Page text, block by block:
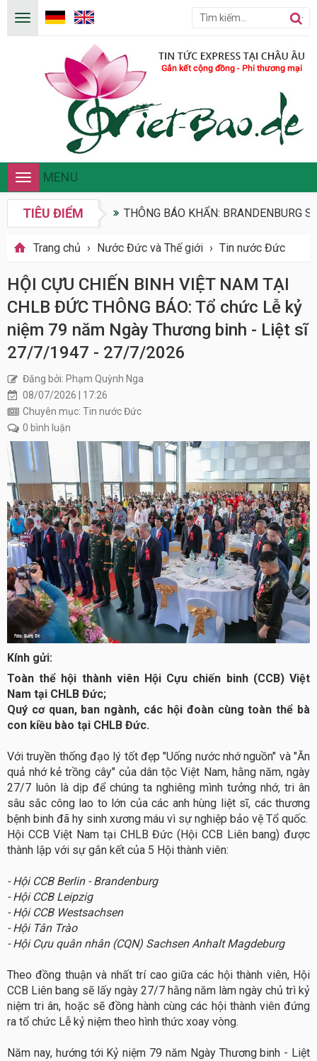
Toggle
navigation
MENU
TIÊU ĐIỂM THÔNG BÁO KHẨN: BRANDENBURG
Trang chủ › Nước Đức và Thế giới › Tin nước Đức
HỘI CỰU CHIẾN BINH VIỆT NAM TẠI
CHLB ĐỨC THÔNG BÁO: Tổ chức Lễ kỷ
niệm 79 năm Ngày Thương binh - Liệt sĩ
27/7/1947 - 27/7/2026
Đăng bởi: Phạm Quỳnh Nga
08/07/2026 | 17:26
Chuyên mục: Tin nước Đức
0 bình luận
Kính gửi:
Toàn thể hội thành viên Hội Cựu chiến binh (CCB) Việt
Nam tại CHLB Đức;
Quý cơ quan, ban ngành, các hội đoàn cùng toàn thể bà
con kiều bào tại CHLB Đức.
Với truyền thống đạo lý tốt đẹp "Uống nước nhớ nguồn" và "Ăn
quả nhớ kẻ trồng cây" của dân tộc Việt Nam, hằng năm, ngày
27/7 luôn là dịp để chúng ta nghiêng mình tưởng nhớ, tri ân
sâu sắc công lao to lớn của các anh hùng liệt sĩ, các thương
bệnh binh đã hy sinh xương máu vì sự nghiệp bảo vệ Tổ quốc.
Hội CCB Việt Nam tại CHLB Đức (Hội CCB Liên bang) được
thành lập với sự gắn kết của 5 Hội thành viên:
-Hội CCB Berlin - Brandenburg
- Hội CCB Leipzig
- Hội CCB Westsachsen
- Hội Tân Trào
- Hội Cựu quân nhân (CQN) Sachsen Anhalt Magdeburg
Theo đồng thuận và nhất trí cao giữa các hội thành viên, Hội
CCB Liên bang sẽ lấy ngày 27/7 hằng năm làm ngày chủ trì kỷ
niệm tri ân, hoặc sẽ đồng hành cùng các hội thành viên đứng
ra tổ chức Lễ kỷ niệm theo hình thức xoay vòng.
Năm nay, hướng tới Kỷ niệm 79 năm Ngày Thương binh - Liệt